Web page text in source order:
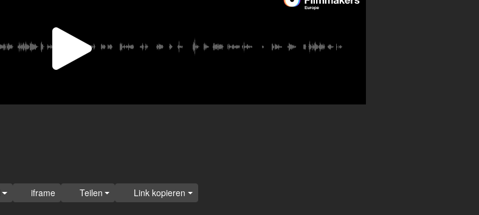
Video
abspielen
iframe Teilen Link kopieren